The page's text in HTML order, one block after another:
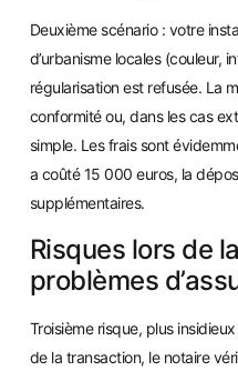
Deuxième scénario : votre
d’urbanisme locales (couleur,
régularisation est refusée. La
conformité ou, dans les cas
simple. Les frais sont
a coûté 15 000 euros, la
supplémentaires.
Risques lors de
problèmes
Troisième risque, plus
de la transaction, le notaire